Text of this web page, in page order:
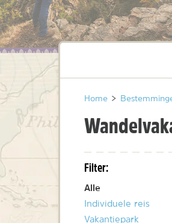
Home >
Filter:
Alle
Individuele reis
Vakantiepark